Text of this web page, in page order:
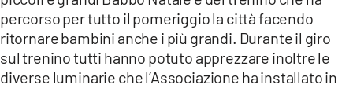
percorso per tutto il pomeriggio la città facendo
ritornare bambini anche i più grandi. Durante il giro
sul trenino tutti hanno potuto apprezzare inoltre le
diverse luminarie che l’Associazione ha installato in